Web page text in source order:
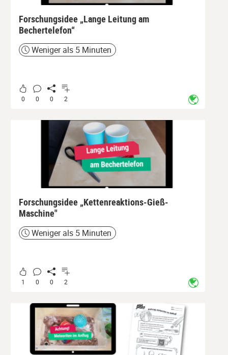
Forschungsidee „Lange Leitung am
Bechertelefon“
ZeitWeniger als 5 Minuten
0 0 0 2
Forschungsidee „Kettenreaktions-Gieß-
Maschine"
ZeitWeniger als 5 Minuten
1 0 0 2